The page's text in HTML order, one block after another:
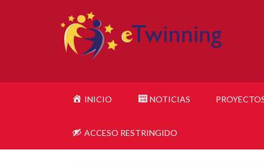
INICIO NOTICIAS
ACCESO RESTRINGIDO